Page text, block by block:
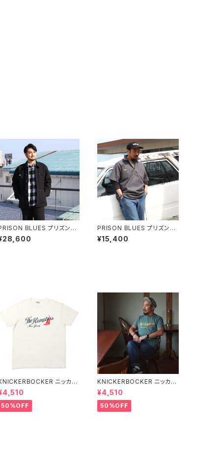
BLUES プリズンブ
ース 620 Yard Coat Line
ライナー付き ヤードコート
PRISON BLUES プリズンブ
ルース 446 Charcoal Shor
t Sleeve Work Shirt チャコ
¥15,400
ニッカー
ッカー MILK ハンプトン T
ャツ
50%OFF
KNICKERBOCKER ニッカー
ボッカー GREEN ハンプトン
Tシャツ
¥4,510
50%OFF